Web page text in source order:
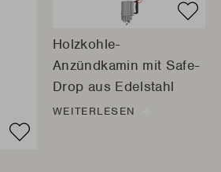
Holzkohle-
Anzündkamin mit Safe-
Drop aus Edelstahl
WEITERLESEN